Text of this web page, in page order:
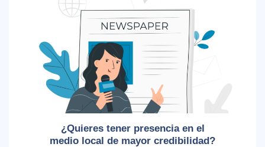
¿Quieres tener presencia en el
medio local de mayor credibilidad?